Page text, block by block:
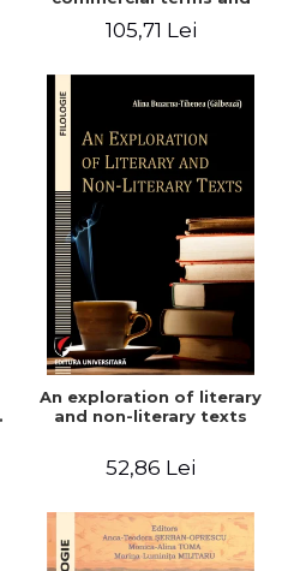
Russian – German
105,71 Lei
An exploration of literary
and non-literary texts
52,86 Lei